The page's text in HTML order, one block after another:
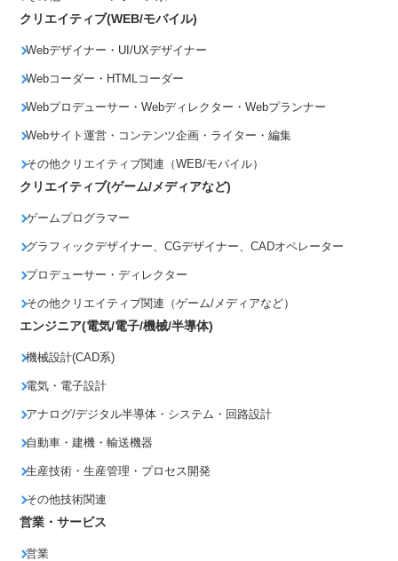
クリエイティブ(WEB/モバイル)
Webデザイナー・UI/UXデザイナー
Webコーダー・HTMLコーダー
Webプロデューサー・Webディレクター・Webプランナー
Webサイト運営・コンテンツ企画・ライター・編集
その他クリエイティブ関連（WEB/モバイル）
クリエイティブ(ゲーム/メディアなど)
ゲームプログラマー
グラフィックデザイナー、CGデザイナー、CADオペレーター
プロデューサー・ディレクター
その他クリエイティブ関連（ゲーム/メディアなど）
エンジニア(電気/電子/機械/半導体)
機械設計(CAD系)
電気・電子設計
アナログ/デジタル半導体・システム・回路設計
自動車・建機・輸送機器
生産技術・生産管理・プロセス開発
その他技術関連
営業・サービス
営業